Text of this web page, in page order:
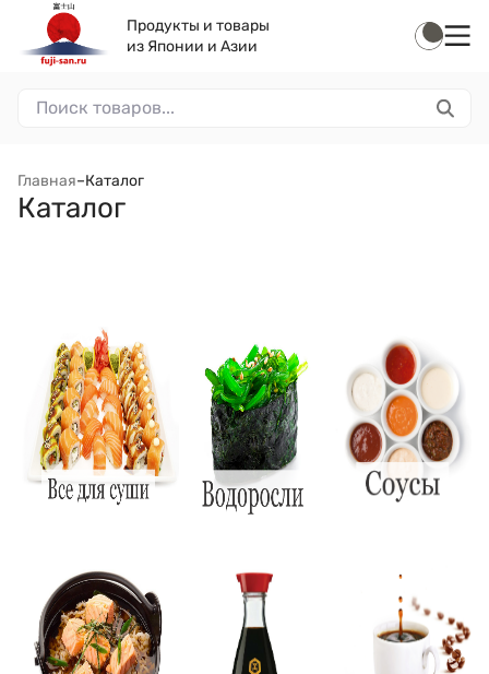
Продукты и товары
из Японии и Азии
Главная–Каталог
Каталог